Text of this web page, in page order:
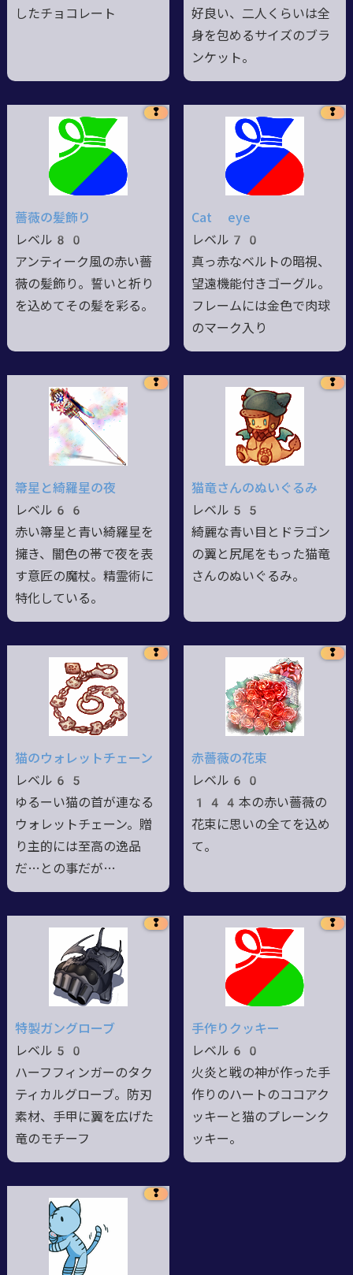
したチョコレート
好良い、二人くらいは全
身を包めるサイズのブラ
ンケット。
❢
薔薇の髪飾り
レベル80
アンティーク風の赤い薔
薇の髪飾り。誓いと祈り
を込めてその髪を彩る。
❢
Cat eye
レベル70
真っ赤なベルトの暗視、
望遠機能付きゴーグル。
フレームには金色で肉球
のマーク入り
❢
箒星と綺羅星の夜
レベル66
赤い箒星と青い綺羅星を
擁き、闇色の帯で夜を表
す意匠の魔杖。精霊術に
特化している。
❢
猫竜さんのぬいぐるみ
レベル55
綺麗な青い目とドラゴン
の翼と尻尾をもった猫竜
さんのぬいぐるみ。
❢
猫のウォレットチェーン
レベル65
ゆるーい猫の首が連なる
ウォレットチェーン。贈
り主的には至高の逸品
だ…との事だが…
❢
赤薔薇の花束
レベル60
144本の赤い薔薇の
花束に思いの全てを込め
て。
❢
特製ガングローブ
レベル50
ハーフフィンガーのタク
ティカルグローブ。防刃
素材、手甲に翼を広げた
竜のモチーフ
❢
手作りクッキー
レベル60
火炎と戦の神が作った手
作りのハートのココアク
ッキーと猫のプレーンク
ッキー。
❢